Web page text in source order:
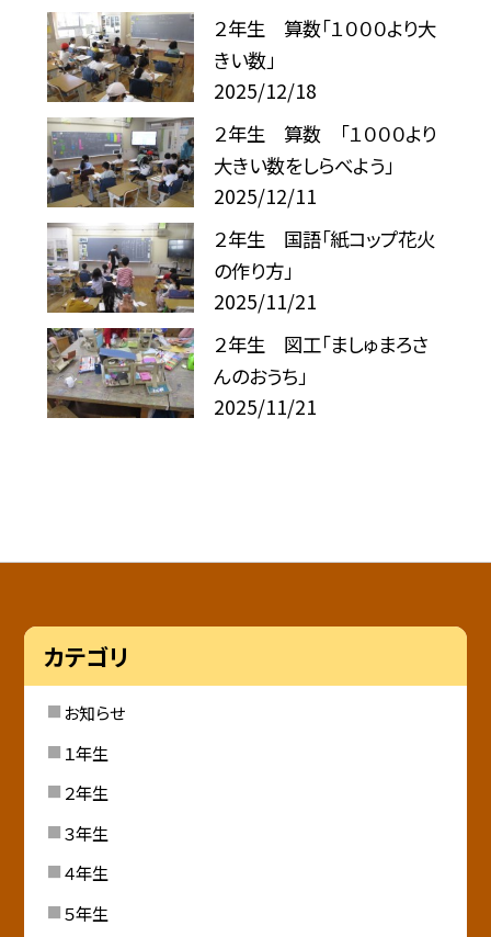
２年生 算数「１０００より大
きい数」
2025/12/18
２年生 算数 「１０００より
大きい数をしらべよう」
2025/12/11
２年生 国語「紙コップ花火
の作り方」
2025/11/21
２年生 図工「ましゅまろさ
んのおうち」
2025/11/21
カテゴリ
お知らせ
１年生
２年生
３年生
４年生
５年生